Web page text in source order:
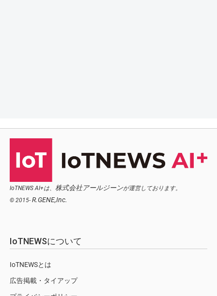
IoTNEWS AI+は、 株式会社アールジーンが運営しております。
© 2015- R.GENE,Inc.
IoTNEWSについて
IoTNEWSとは
広告掲載・タイアップ